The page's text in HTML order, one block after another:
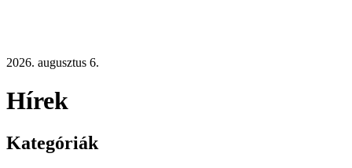
2026. augusztus 6.
Hírek
Kategóriák